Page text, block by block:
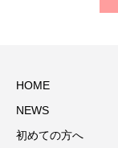
HOME
NEWS
初めての方へ